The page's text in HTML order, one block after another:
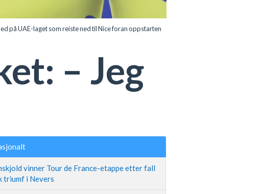
på UAE-laget som reiste ned til Nice foran oppstarten
– Jeg
vinner Tour de France-etappe etter fall
triumf i Nevers